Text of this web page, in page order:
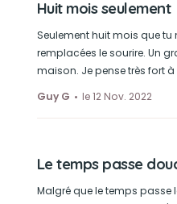
Huit mois seulement
Seulement huit mois que
remplacées le sourire. Un
maison. Je pense très fort à
Guy G
le 12 Nov. 2022
Le temps passe
Malgré que le temps passe